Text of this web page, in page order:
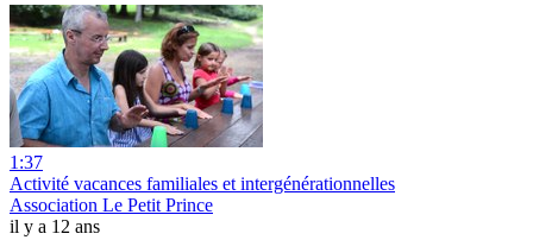
1:37
Activité vacances familiales et intergénérationnelles
Association Le Petit Prince
il y a 12 ans